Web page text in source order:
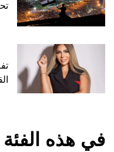
في هذه الفئة